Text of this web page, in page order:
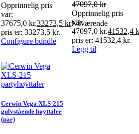
Opprinnelig pris
var:
37675,0 kr.33273,5 krNåværende
pris er: 33273,5 kr.
Configure bundle
47097,0kr
Opprinnelig pris
var:
47097,0 kr.41532,4
pris er: 41532,4 kr.
Legg til
Cerwin Vega XLS-215
gulvstående høyttaler
(par)